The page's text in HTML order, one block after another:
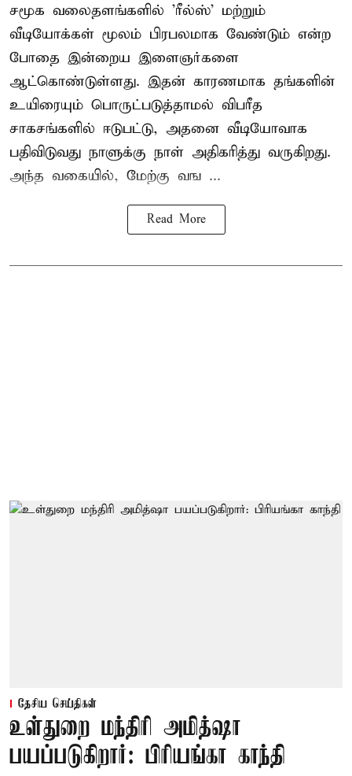
சமூக வலைதளங்களில் 'ரீல்ஸ்' மற்றும்
வீடியோக்கள் மூலம் பிரபலமாக வேண்டும் என்ற
போதை இன்றைய இளைஞர்களை
ஆட்கொண்டுள்ளது. இதன் காரணமாக தங்களின்
உயிரையும் பொருட்படுத்தாமல் விபரீத
சாகசங்களில் ஈடுபட்டு, அதனை வீடியோவாக
பதிவிடுவது நாளுக்கு நாள் அதிகரித்து வருகிறது.
அந்த வகையில், மேற்கு வங ...
Read More
தேசிய செய்திகள்
உள்துறை மந்திரி அமித்ஷா
பயப்படுகிறார்: பிரியங்கா காந்தி